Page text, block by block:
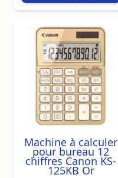
Machine à calculer
pour bureau 12
chiffres Canon KS-
125KB Or